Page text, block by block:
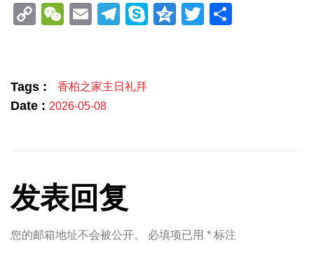
CopyWeChat
EmailTelegram
SkypeQzoneTwitter
Tags : 香柏之家主日礼拜
Date : 2026-05-08
发表回复
您的邮箱地址不会被公开。 必填项已用 * 标注